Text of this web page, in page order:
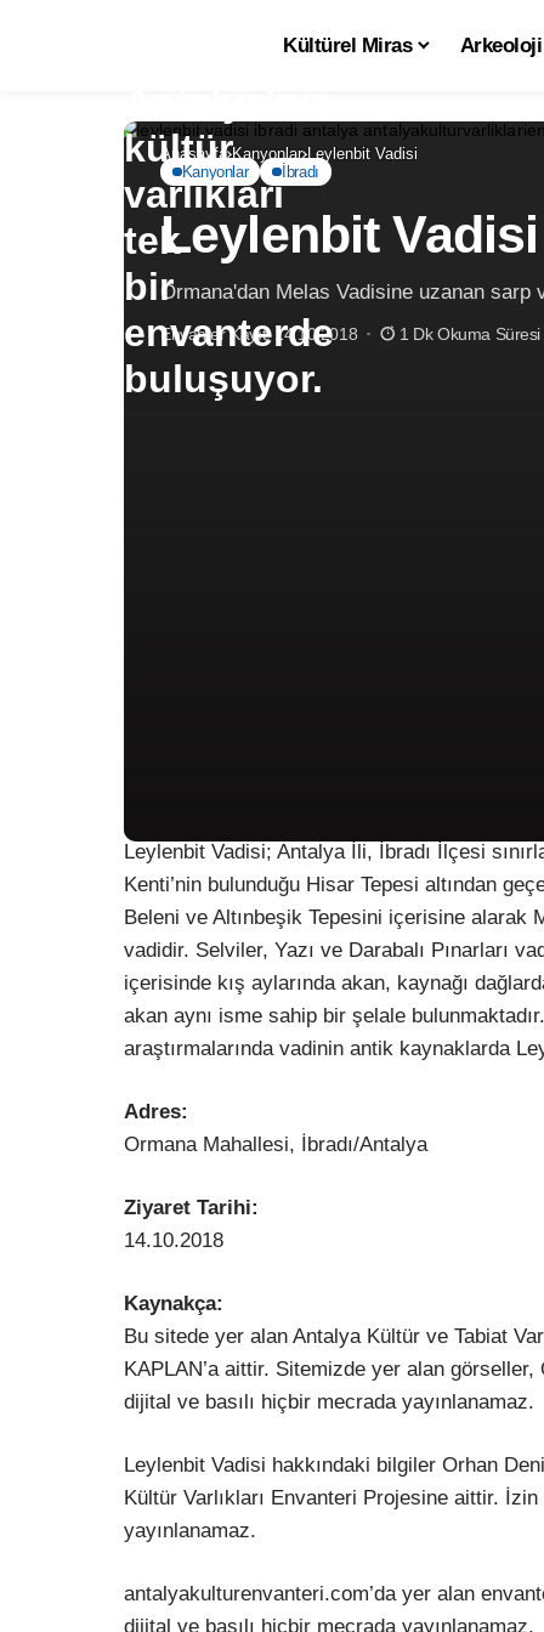
Kültürel Miras Arkeoloji
Anasayfa Kanyonlar Leylenbit Vadisi
Kanyonlar
İbradı
Leylenbit Vadisi
Ormana'dan Melas Vadisine uzanan sarp
Envanter Kayıt: 14.10.2018 1 Dk Okuma Süresi
Leylenbit Vadisi; Antalya İli, İbradı İlçesi
Kenti’nin bulunduğu Hisar Tepesi altından
Beleni ve Altınbeşik Tepesini içerisine
vadidir. Selviler, Yazı ve Darabalı Pınarları
içerisinde kış aylarında akan, kaynağı
akan aynı isme sahip bir şelale
araştırmalarında vadinin antik kaynaklarda
Adres:
Ormana Mahallesi, İbradı/Antalya
Ziyaret Tarihi:
14.10.2018
Kaynakça:
Bu sitede yer alan Antalya Kültür ve Tabiat
KAPLAN’a aittir. Sitemizde yer alan görseller,
dijital ve basılı hiçbir mecrada yayınlanamaz.
Leylenbit Vadisi hakkındaki bilgiler Orhan
Kültür Varlıkları Envanteri Projesine aittir.
yayınlanamaz.
antalyakulturenvanteri.com’da yer alan
dijital ve basılı hiçbir mecrada yayınlanamaz.